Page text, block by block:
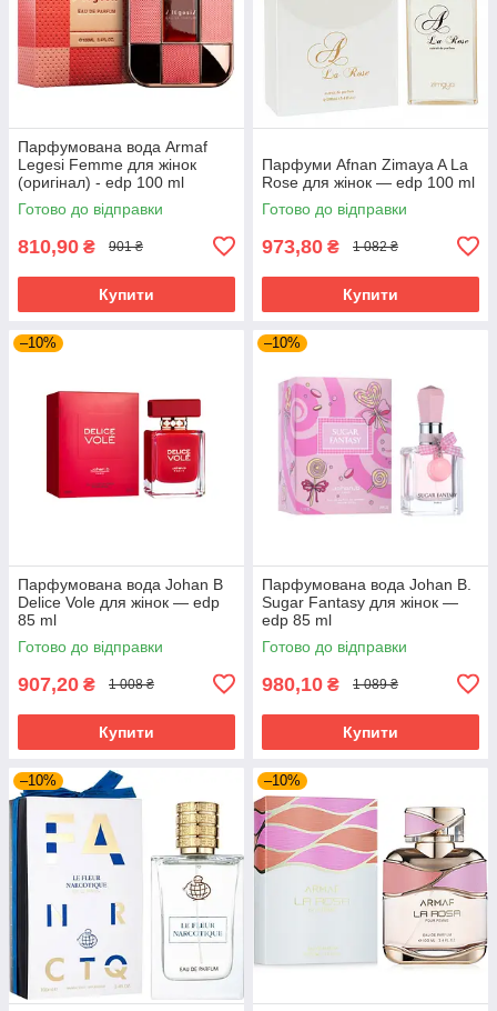
Парфумована вода Armaf
Legesi Femme для жінок
(оригінал) - edp 100 ml
Готово до відправки
810,90 ₴ 901 ₴
Купити
Парфуми Afnan Zimaya A La
Rose для жінок — edp 100 ml
Готово до відправки
973,80 ₴ 1 082 ₴
Купити
–10%
Парфумована вода Johan B
Delice Vole для жінок — edp
85 ml
Готово до відправки
907,20 ₴ 1 008 ₴
Купити
–10%
Парфумована вода Johan B.
Sugar Fantasy для жінок —
edp 85 ml
Готово до відправки
980,10 ₴ 1 089 ₴
Купити
–10% –10%